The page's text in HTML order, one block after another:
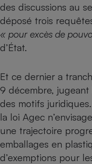
des discussions au
déposé trois
« pour excès de
d’État.
Et ce dernier a
9 décembre, jugeant
des motifs
la loi Agec
une trajectoire
emballages en
d’exemptions pour